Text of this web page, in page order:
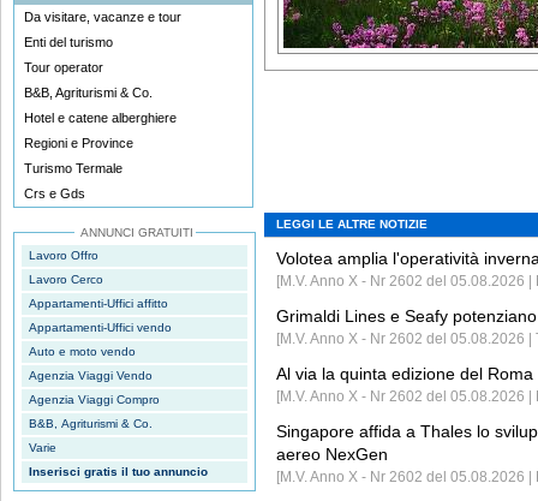
Da visitare, vacanze e tour
Enti del turismo
Tour operator
B&B, Agriturismi & Co.
Hotel e catene alberghiere
Regioni e Province
Turismo Termale
Crs e Gds
ANNUNCI GRATUITI
Lavoro Offro
Lavoro Cerco
Appartamenti-Uffici affitto
Appartamenti-Uffici vendo
Auto e moto vendo
Agenzia Viaggi Vendo
Agenzia Viaggi Compro
B&B, Agriturismi & Co.
Varie
Inserisci gratis il tuo annuncio
LEGGI LE ALTRE NOTIZIE
Volotea amplia l'operatività
[M.V. Anno X - Nr 2602 del 05.08.2026 |
Grimaldi Lines e Seafy
[M.V. Anno X - Nr 2602 del 05.08.2026 |
Al via la quinta edizione del
[M.V. Anno X - Nr 2602 del 05.08.2026 |
Singapore affida a Thales lo
aereo NexGen
[M.V. Anno X - Nr 2602 del 05.08.2026